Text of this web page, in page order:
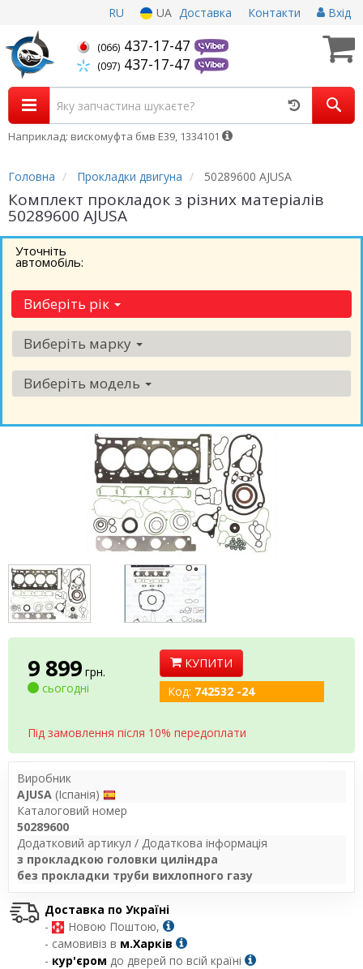
RU UA Доставка Контакти Вхід
(066) 437-17-47
(097) 437-17-47
Наприклад: вискомуфта бмв Е39, 1334101
Головна Прокладки двигуна 50289600 AJUSA
Комплект прокладок з різних матеріалів
50289600 AJUSA
Уточніть
автомобіль:
Виберіть рік
Виберіть марку
Виберіть модель
9 899 грн.
сьогодні
КУПИТИ
Код: 742532 -24
Під замовлення після 10% передоплати
Виробник
AJUSA (Іспанія)
Каталоговий номер
50289600
Додатковий артикул / Додаткова інформація
з прокладкою головки циліндра
без прокладки труби вихлопного газу
Доставка по Україні
-
Новою Поштою,
- самовивіз в м.Харків
- кур'єром до дверей по всій країні